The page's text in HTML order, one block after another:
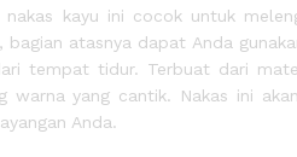
kayu ini cocok untuk
atasnya dapat Anda
tempat tidur. Terbuat dari
warna yang cantik. Nakas ini
Anda.